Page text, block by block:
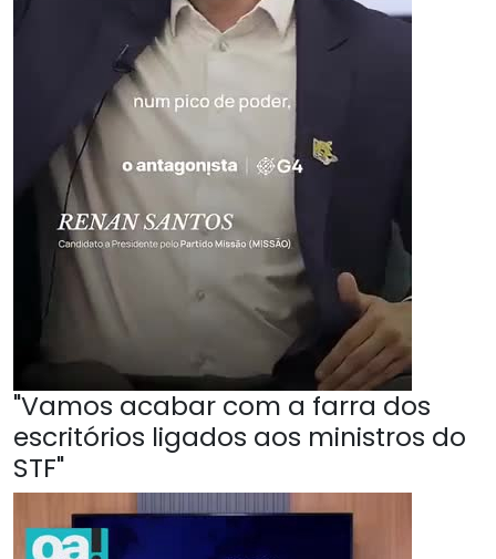
"Vamos acabar com a farra dos
escritórios ligados aos ministros do
STF"